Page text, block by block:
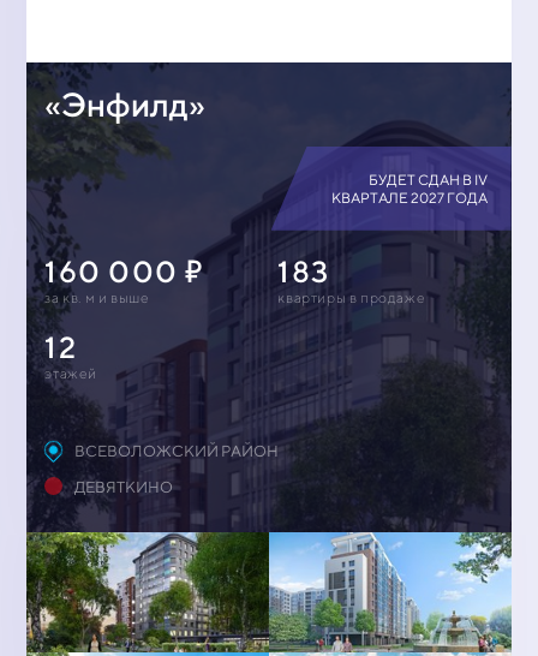
«Энфилд»
БУДЕТ СДАН В IV
КВАРТАЛЕ 2027 ГОДА
160 000
за кв. м и выше
183
квартиры в продаже
12
этажей
ВСЕВОЛОЖСКИЙ РАЙОН
ДЕВЯТКИНО